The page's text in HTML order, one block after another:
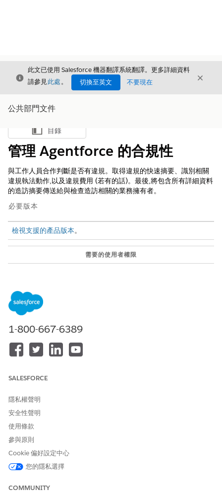
結束
此文已使用 Salesforce 機器翻譯系統翻譯。更多詳細資料
請參見此處。 切換至英文 不要現在 結束
公共部門文件
顯示目錄
目錄
管理 Agentforce 的合規性
與工作人員合作判斷是否有違規。取得違規的快速摘要、識別相關
違規執法動作,以及違規費用 (若有的話)。最後,將包含所有詳細資料
的造訪摘要傳送給與檢查造訪相關的業務擁有者。
必要版本
檢視支援的產品版本。
需要的使用者權限
進入 App Launcher，尋找並選取「
依照造訪優先順序排序造訪,並選取優先順序最高的造訪。
若要開啟工作人員面板,請按一下 Agentforce 圖示。
使用說話方式與工作人員互動。
例如：
使用未消毒金屬儀器適用的強制執行動作和懲罰為何?
1-800-667-6389
SALESFORCE
隱私權聲明
安全性聲明
使用條款
參與原則
Cookie 偏好設定中心
您的隱私選擇
COMMUNITY